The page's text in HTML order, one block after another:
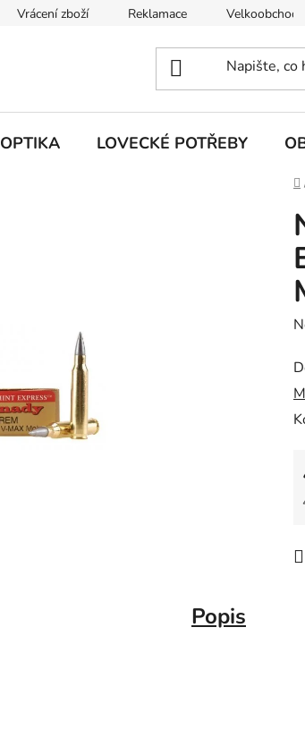
Vrácení zboží Reklamace Velkoobchod
OPTIKA LOVECKÉ POTŘEBY
je
Popis